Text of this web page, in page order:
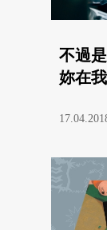
不過
妳在